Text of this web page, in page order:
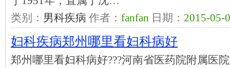
类别： 男科疾病 作者： fanfan 日期： 2015-05-
妇科疾病郑州哪里看妇科病好
郑州哪里看妇科病好???河南省医药院附属医